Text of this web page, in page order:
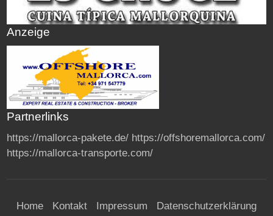
Anzeige
Partnerlinks
https://mallorca-pakete.de/ https://offshoremallorca.com/
https://mallorca-transporte.com/
Home Kontakt Impressum Datenschutzerklärung